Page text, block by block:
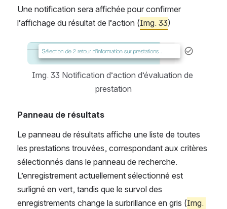
Une notification sera affichée pour confirmer
l’affichage du résultat de l’action (Img. 33)
Open
Img. 33 Notification d’action d’évaluation de
prestation
Panneau de résultats
Le panneau de résultats affiche une liste de toutes
les prestations trouvées, correspondant aux critères
sélectionnés dans le panneau de recherche.
L’enregistrement actuellement sélectionné est
surligné en vert, tandis que le survol des
enregistrements change la surbrillance en gris (Img.